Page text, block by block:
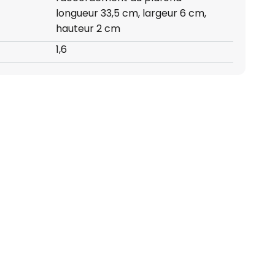
longueur 33,5 cm, largeur 6 cm,
hauteur 2 cm
1,6